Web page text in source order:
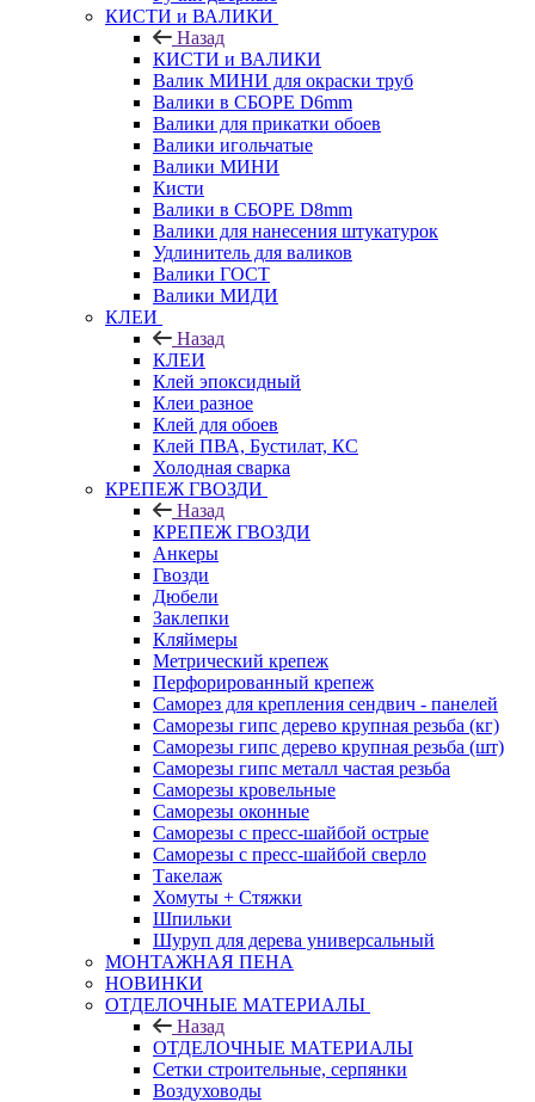
КИСТИ и ВАЛИКИ
Назад
КИСТИ и ВАЛИКИ
Валик МИНИ для окраски труб
Валики в СБОРЕ D6mm
Валики для прикатки обоев
Валики игольчатые
Валики МИНИ
Кисти
Валики в СБОРЕ D8mm
Валики для нанесения штукатурок
Удлинитель для валиков
Валики ГОСТ
Валики МИДИ
КЛЕИ
Назад
КЛЕИ
Клей эпоксидный
Клеи разное
Клей для обоев
Клей ПВА, Бустилат, КС
Холодная сварка
КРЕПЕЖ ГВОЗДИ
Назад
КРЕПЕЖ ГВОЗДИ
Анкеры
Гвозди
Дюбели
Заклепки
Кляймеры
Метрический крепеж
Перфорированный крепеж
Саморез для крепления сендвич - панелей
Саморезы гипс дерево крупная резьба (кг)
Саморезы гипс дерево крупная резьба (шт)
Саморезы гипс металл частая резьба
Саморезы кровельные
Саморезы оконные
Саморезы с пресс-шайбой острые
Саморезы с пресс-шайбой сверло
Такелаж
Хомуты + Стяжки
Шпильки
Шуруп для дерева универсальный
МОНТАЖНАЯ ПЕНА
НОВИНКИ
ОТДЕЛОЧНЫЕ МАТЕРИАЛЫ
Назад
ОТДЕЛОЧНЫЕ МАТЕРИАЛЫ
Сетки строительные, серпянки
Воздуховоды